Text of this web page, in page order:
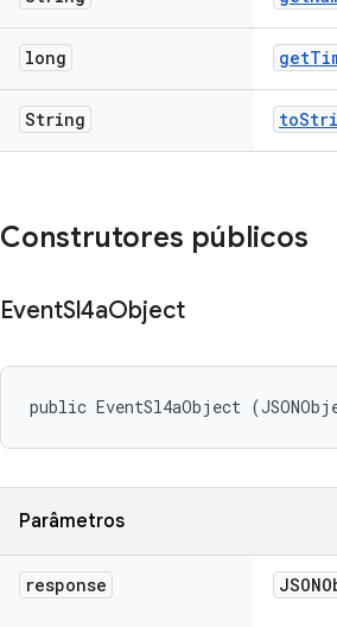
long get
String to
Construtores públicos
EventSl4aObject
public EventSl4aObject
Parâmetros
response